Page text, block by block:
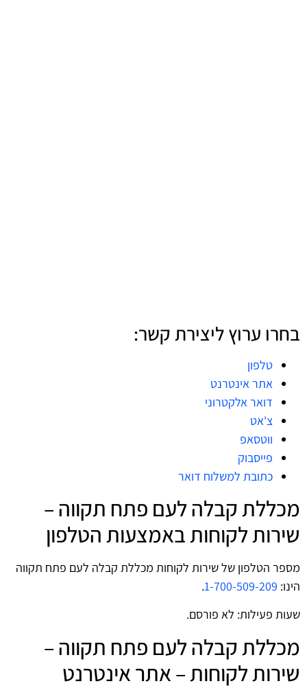
בחרו ערוץ ליצירת קשר:
טלפון
אתר אינטרנט
דואר אלקטרוני
צ'אט
ווטסאפ
פייסבוק
כתובת למשלוח דואר
מכללת קבלה לעם פתח תקווה –
שירות לקוחות באמצעות הטלפון
מספר הטלפון של שירות לקוחות מכללת קבלה לעם פתח תקווה
הינו: 1-700-509-209
.
שעות פעילות: לא פורסם.
מכללת קבלה לעם פתח תקווה –
שירות לקוחות – אתר אינטרנט